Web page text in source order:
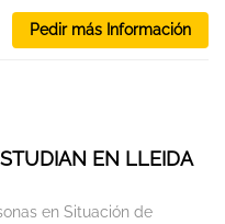
Pedir más Información
EN LLEIDA
en Situación de